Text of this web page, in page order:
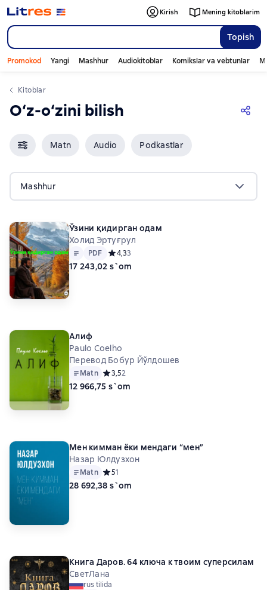
Topish
Kirish Mening kitoblarim
Promokod Yangi Mashhur Audiokitoblar Komikslar va vebtunlar
Kitoblar
O‘z-o‘zini bilish
Matn Audio Podkastlar
Mashhur
Ўзини қидирган одам
Холид Эртуғрул
Matn PDF
PDF Средний рейтинг 4,3 на основе 3 оценок
4,33
17 243,02 s`om
Алиф
Paulo Coelho
Перевод Бобур Йўлдошев
Matn Средний рейтинг 3,5 на основе 2 оценок
3,52
12 966,75 s`om
Мен кимман ёки мендаги “мен”
Назар Юлдузхон
Matn Средний рейтинг 5 на основе 1 оценок
51
28 692,38 s`om
Книга Даров. 64 ключа к твоим суперсилам
СветЛана
rus tilida